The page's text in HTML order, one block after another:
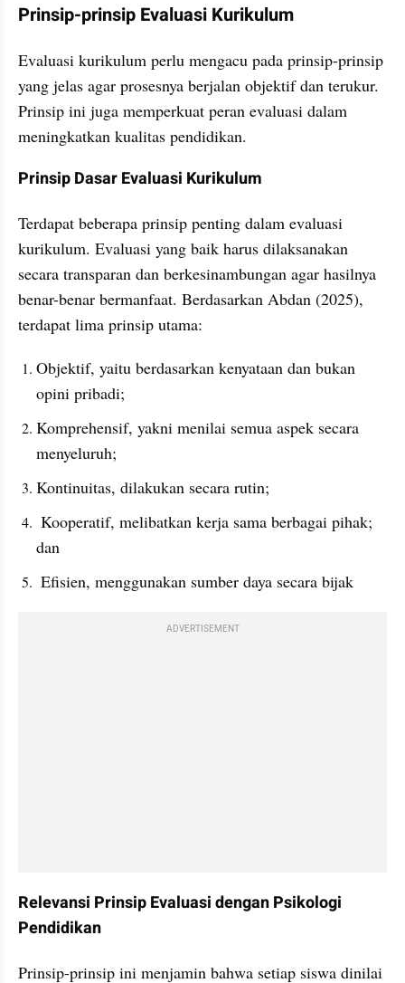
Prinsip-prinsip Evaluasi Kurikulum
Evaluasi kurikulum perlu mengacu pada prinsip-prinsip
yang jelas agar prosesnya berjalan objektif dan terukur.
Prinsip ini juga memperkuat peran evaluasi dalam
meningkatkan kualitas pendidikan.
Prinsip Dasar Evaluasi Kurikulum
Terdapat beberapa prinsip penting dalam evaluasi
kurikulum. Evaluasi yang baik harus dilaksanakan
secara transparan dan berkesinambungan agar hasilnya
benar-benar bermanfaat. Berdasarkan Abdan (2025),
terdapat lima prinsip utama:
Objektif, yaitu berdasarkan kenyataan dan bukan
opini pribadi;
Komprehensif, yakni menilai semua aspek secara
menyeluruh;
Kontinuitas, dilakukan secara rutin;
dan
Efisien, menggunakan sumber daya secara bijak
ADVERTISEMENT
Relevansi Prinsip Evaluasi dengan Psikologi
Pendidikan
Prinsip-prinsip ini menjamin bahwa setiap siswa dinilai